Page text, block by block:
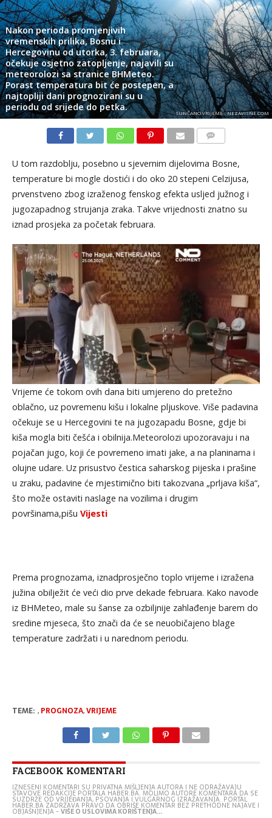
Nakon perioda promjenjivih
vremenskih prilika, Bosnu i
Hercegovinu od utorka, 3. februara,
očekuje osjetno zatopljenje, najavili su
meteorolozi sa stranice BHMeteo.
Porast temperatura bit će postepen, a
najtopliji dani prognozirani su u
periodu od srijede do petka.
SUNČANO VRIJEME - NEZAVISNE.COM
U tom razdoblju, posebno u sjevernim dijelovima Bosne,
temperature bi mogle dostići i do oko 20 stepeni Celzijusa,
prvenstveno zbog izraženog fenskog efekta usljed južnog i
jugozapadnog strujanja zraka. Takve vrijednosti znatno su
iznad prosjeka za početak februara.
Vrijeme će tokom ovih dana biti umjereno do pretežno
oblačno, uz povremenu kišu i lokalne pljuskove. Više padavina
očekuje se u Hercegovini te na jugozapadu Bosne, gdje bi
kiša mogla biti češća i obilnija.Meteorolozi upozoravaju i na
pojačan jugo, koji će povremeno imati jake, a na planinama i
olujne udare. Uz prisustvo čestica saharskog pijeska i prašine
u zraku, padavine će mjestimično biti takozvana „prljava kiša“,
što može ostaviti naslage na vozilima i drugim
površinama,pišu Vijesti
Prema prognozama, iznadprosječno toplo vrijeme i izražena
južina obilježit će veći dio prve dekade februara. Kako navode
iz BHMeteo, male su šanse za ozbiljnije zahlađenje barem do
sredine mjeseca, što znači da će se neuobičajeno blage
temperature zadržati i u narednom periodu.
TEME: , PROGNOZA,VRIJEME
FACEBOOK KOMENTARI
IZNESENI KOMENTARI SU PRIVATNA MIŠLJENJA AUTORA I NE ODRAŽAVAJU
STAVOVE REDAKCIJE PORTALA HABER.BA. MOLIMO AUTORE KOMENTARA DA SE
SUZDRŽE OD VRIJEĐANJA, PSOVANJA I VULGARNOG IZRAŽAVANJA. PORTAL
HABER.BA ZADRŽAVA PRAVO DA OBRIŠE KOMENTAR BEZ PRETHODNE NAJAVE I
OBJAŠNJENJA -VIŠE O USLOVIMA KORIŠTENJA...